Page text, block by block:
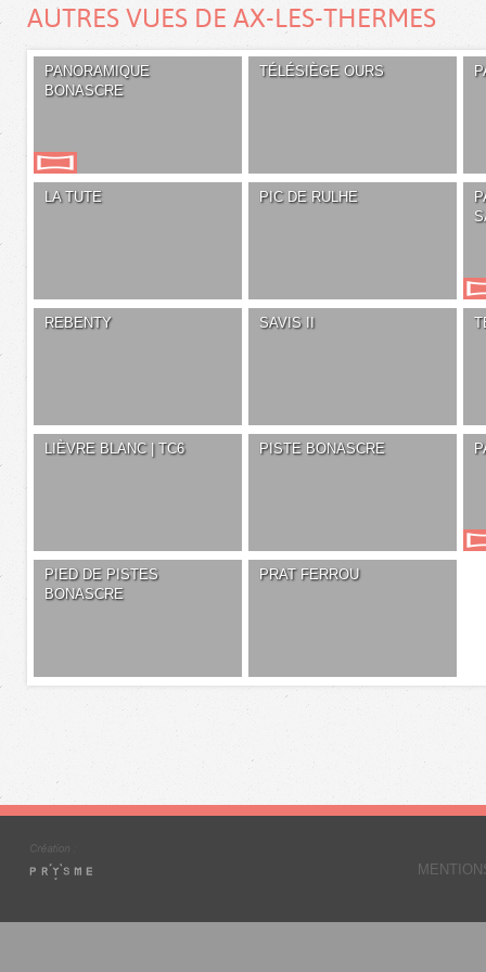
AUTRES VUES DE AX-LES-THERMES
PANORAMIQUE
BONASCRE
TÉLÉSIÈGE OURS
LA TUTE PIC DE RULHE
REBENTY SAVIS II
LIÈVRE BLANC | TC6 PISTE BONASCRE
PIED DE PISTES
BONASCRE
PRAT FERROU